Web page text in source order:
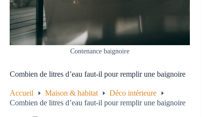
Contenance baignoire
Combien de litres d’eau faut-il pour remplir une baignoire
Accueil Maison & habitat
Déco intérieure
Combien de litres d’eau faut-il pour remplir une baignoire